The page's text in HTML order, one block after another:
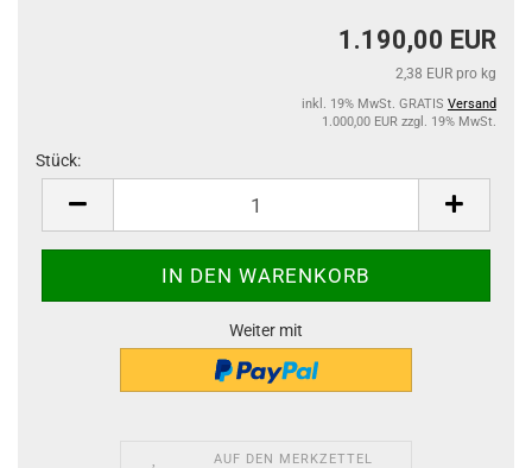
1.190,00 EUR
2,38 EUR pro kg
inkl. 19% MwSt. GRATIS Versand
1.000,00 EUR zzgl. 19% MwSt.
Stück:
Weiter mit
AUF DEN MERKZETTEL